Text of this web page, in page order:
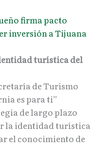
firma pacto
inversión a Tijuana
turística del
de Turismo
es para ti”
de largo plazo
la identidad turística
el conocimiento de